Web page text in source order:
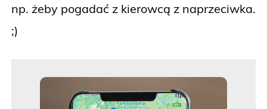
np. żeby pogadać z kierowcą z naprzeciwka.
;)